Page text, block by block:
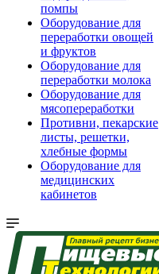
помпы
Оборудование для
переработки овощей
и фруктов
Оборудование для
переработки молока
Оборудование для
мясопереработки
Противни, пекарские
листы, решетки,
хлебные формы
Оборудование для
медицинских
кабинетов